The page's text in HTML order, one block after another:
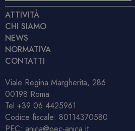
ATTIVITÀ
CHI SIAMO
NEWS
NORMATIVA
CONTATTI
Viale Regina Margherita, 286
00198 Roma
Tel +39 06 4425961
Codice fiscale: 80114370580